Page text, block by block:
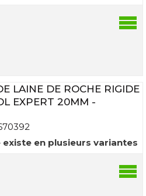
LAINE DE ROCHE RIGIDE
EXPERT 20MM -
existe en plusieurs variantes